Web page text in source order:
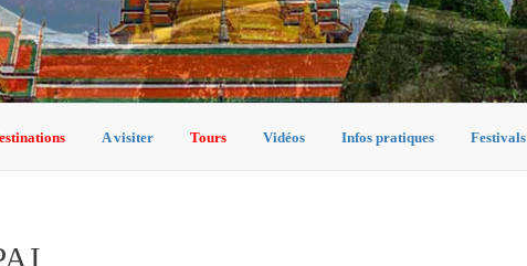
A visiter Tours Vidéos Infos pratiques Festivals